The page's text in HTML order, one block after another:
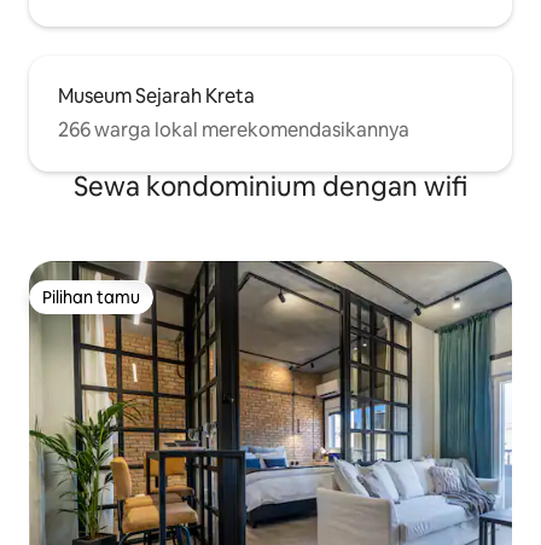
Museum Sejarah Kreta
266 warga lokal merekomendasikannya
Sewa kondominium dengan wifi
Pilihan tamu
Pilihan tamu